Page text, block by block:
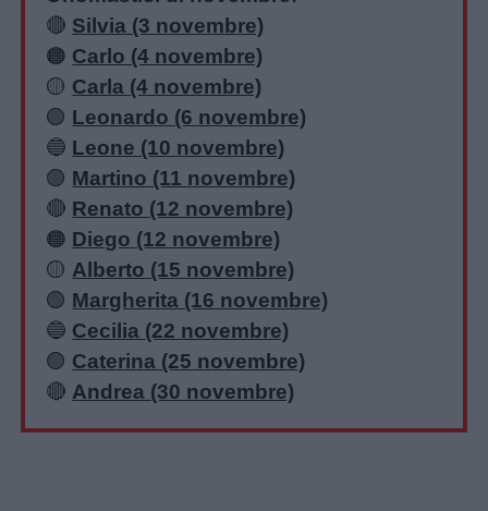
🔴 Silvia (3 novembre)
🟠 Carlo (4 novembre)
🟡 Carla (4 novembre)
🟢 Leonardo (6 novembre)
🔵 Leone (10 novembre)
🟣 Martino (11 novembre)
🔴 Renato (12 novembre)
🟠 Diego (12 novembre)
🟡 Alberto (15 novembre)
🟢 Margherita (16 novembre)
🔵 Cecilia (22 novembre)
🟣 Caterina (25 novembre)
🔴 Andrea (30 novembre)